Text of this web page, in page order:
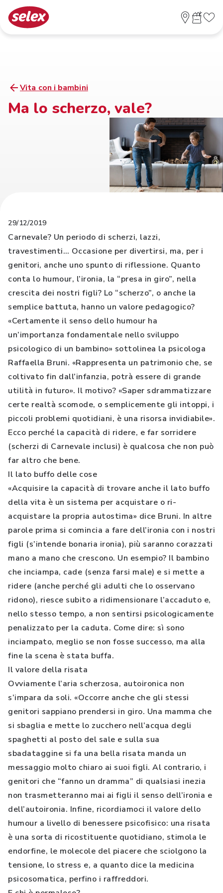
Vita con i bambini
Ma lo scherzo, vale?
29/12/2019
Carnevale? Un periodo di scherzi, lazzi,
travestimenti… Occasione per divertirsi, ma, per i
genitori, anche uno spunto di riflessione. Quanto
conta lo humour, l’ironia, la “presa in giro”, nella
crescita dei nostri figli? Lo “scherzo”, o anche la
semplice battuta, hanno un valore pedagogico?
«Certamente il senso dello humour ha
un’importanza fondamentale nello sviluppo
psicologico di un bambino» sottolinea la psicologa
Raffaella Bruni. «Rappresenta un patrimonio che, se
coltivato fin dall’infanzia, potrà essere di grande
utilità in futuro». Il motivo? «Saper sdrammatizzare
certe realtà scomode, o semplicemente gli intoppi, i
piccoli problemi quotidiani, è una risorsa invidiabile».
Ecco perché la capacità di ridere, e far sorridere
(scherzi di Carnevale inclusi) è qualcosa che non può
far altro che bene.
Il lato buffo delle cose
«Acquisire la capacità di trovare anche il lato buffo
della vita è un sistema per acquistare o ri-
acquistare la propria autostima» dice Bruni. In altre
parole prima si comincia a fare dell’ironia con i nostri
figli (s’intende bonaria ironia), più saranno corazzati
mano a mano che crescono. Un esempio? Il bambino
che inciampa, cade (senza farsi male) e si mette a
ridere (anche perché gli adulti che lo osservano
ridono), riesce subito a ridimensionare l’accaduto e,
nello stesso tempo, a non sentirsi psicologicamente
penalizzato per la caduta. Come dire: sì sono
inciampato, meglio se non fosse successo, ma alla
fine la scena è stata buffa.
Il valore della risata
Ovviamente l’aria scherzosa, autoironica non
s’impara da soli. «Occorre anche che gli stessi
genitori sappiano prendersi in giro. Una mamma che
si sbaglia e mette lo zucchero nell’acqua degli
spaghetti al posto del sale e sulla sua
sbadataggine si fa una bella risata manda un
messaggio molto chiaro ai suoi figli. Al contrario, i
genitori che “fanno un dramma” di qualsiasi inezia
non trasmetteranno mai ai figli il senso dell’ironia e
dell’autoironia. Infine, ricordiamoci il valore dello
humour a livello di benessere psicofisico: una risata
è una sorta di ricostituente quotidiano, stimola le
endorfine, le molecole del piacere che sciolgono la
tensione, lo stress e, a quanto dice la medicina
psicosomatica, perfino i raffreddori.